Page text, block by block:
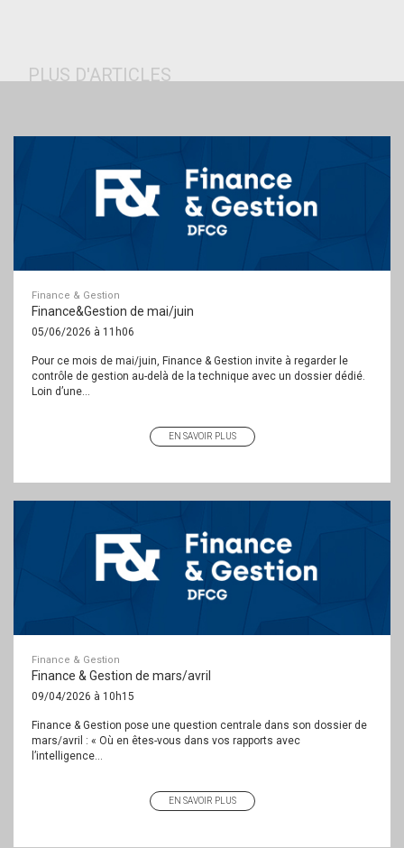
PLUS D'ARTICLES
Finance & Gestion
Finance&Gestion de mai/juin
05/06/2026 à 11h06
Pour ce mois de mai/juin, Finance & Gestion invite à regarder le
contrôle de gestion au-delà de la technique avec un dossier dédié.
Loin d’une...
EN SAVOIR PLUS
Finance & Gestion
Finance & Gestion de mars/avril
09/04/2026 à 10h15
Finance & Gestion pose une question centrale dans son dossier de
mars/avril : « Où en êtes-vous dans vos rapports avec
l’intelligence...
EN SAVOIR PLUS